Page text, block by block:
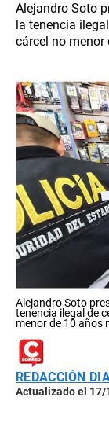
Alejandro Soto
la tenencia
cárcel no menor
Alejandro Soto
tenencia ilegal de
menor de 10 años
REDACCIÓN
Actualizado el 17/